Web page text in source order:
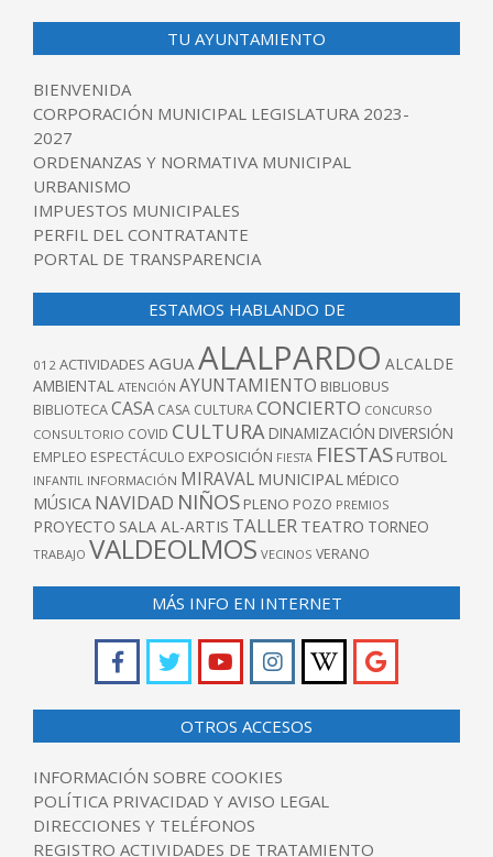
TU AYUNTAMIENTO
BIENVENIDA
CORPORACIÓN MUNICIPAL LEGISLATURA 2023-
2027
ORDENANZAS Y NORMATIVA MUNICIPAL
URBANISMO
IMPUESTOS MUNICIPALES
PERFIL DEL CONTRATANTE
PORTAL DE TRANSPARENCIA
ESTAMOS HABLANDO DE
012 ACTIVIDADES AGUA ALALPARDO ALCALDE
AMBIENTAL ATENCIÓN AYUNTAMIENTO BIBLIOBUS
BIBLIOTECACASA CASA CULTURACONCIERTO CONCURSO
CONSULTORIO COVID CULTURA DINAMIZACIÓN DIVERSIÓN
EMPLEO ESPECTÁCULO EXPOSICIÓN FIESTA FIESTAS FUTBOL
INFANTIL INFORMACIÓN MIRAVAL MUNICIPAL MÉDICO
MÚSICA NAVIDAD NIÑOS PLENO POZO PREMIOS
PROYECTO SALA AL-ARTIS TALLER TEATRO TORNEO
TRABAJO VALDEOLMOS VECINOS VERANO
MÁS INFO EN INTERNET
OTROS ACCESOS
INFORMACIÓN SOBRE COOKIES
POLÍTICA PRIVACIDAD Y AVISO LEGAL
DIRECCIONES Y TELÉFONOS
REGISTRO ACTIVIDADES DE TRATAMIENTO